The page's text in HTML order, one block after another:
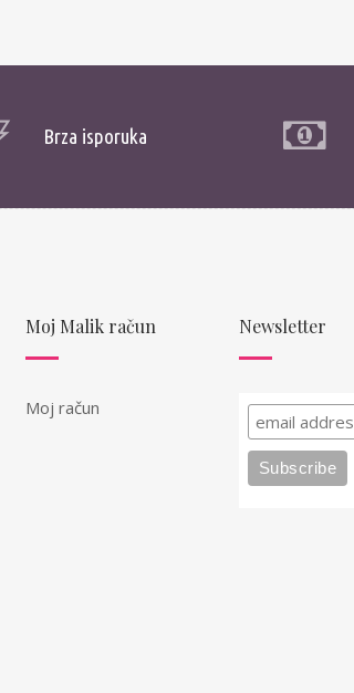
Brza isporuka
Moj Malik račun
Moj račun
Newsletter